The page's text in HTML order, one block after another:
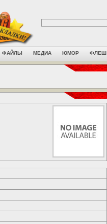
ФАЙЛЫ МЕДИА ЮМОР ФЛЕШ